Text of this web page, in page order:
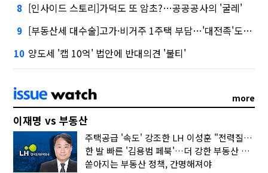
8 [인사이드 스토리]가덕도 또 암초?…공공공사의 '굴레'
9 [부동산세 대수술]고가·비거주 1주택 부담…'대전족'도 불똥
10 양도세 '캡 10억' 법안에 반대의견 '불티'
more
이재명 vs 부동산
주택공급 '속도' 강조한 LH 이성훈 "전력질주해야"
한 발 빠른 '김용범 페북'…더 강한 부동산 규제 나오나
쏟아지는 부동산 정책, 간명해져야